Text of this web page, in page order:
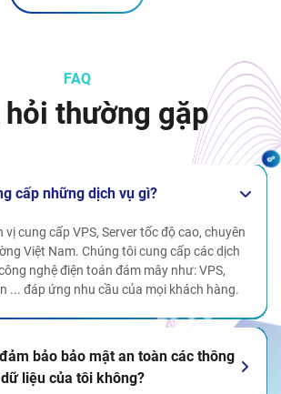
FAQ
hỏi thường gặp
cấp những dịch vụ gì?
vị cung cấp VPS, Server tốc độ cao, chuyên
Việt Nam. Chúng tôi cung cấp các dịch
nghệ điện toán đám mây như: VPS,
... đáp ứng nhu cầu của mọi khách hàng.
bảo bảo mật an toàn các thông
liệu của tôi không?